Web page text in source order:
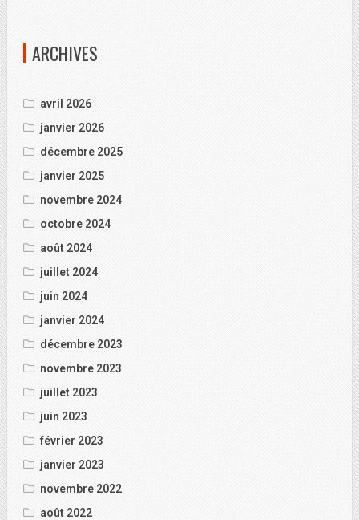
ARCHIVES
avril 2026
janvier 2026
décembre 2025
janvier 2025
novembre 2024
octobre 2024
août 2024
juillet 2024
juin 2024
janvier 2024
décembre 2023
novembre 2023
juillet 2023
juin 2023
février 2023
janvier 2023
novembre 2022
août 2022